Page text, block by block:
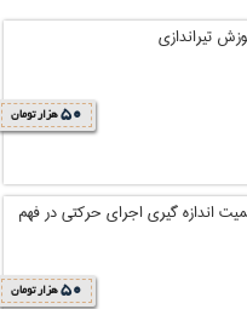
تیراندازی
50 هزار تومان
اندازه گیری اجرای حرکتی در فهم
50 هزار تومان